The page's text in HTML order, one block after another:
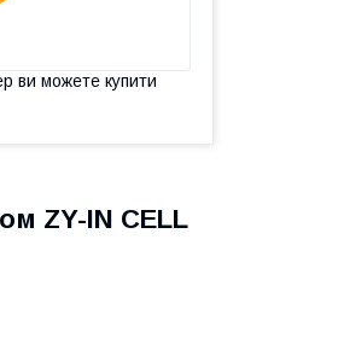
ви можете купити
ZY-IN CELL